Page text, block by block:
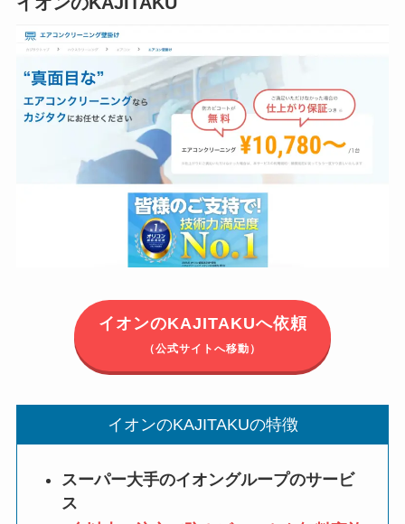
イオンのKAJITAKUへ依頼
（公式サイトへ移動）
イオンのKAJITAKUの特徴
スーパー大手のイオングループのサービ
ス